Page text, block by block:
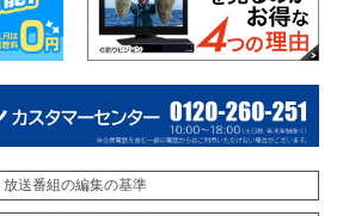
放送番組の編集の基準